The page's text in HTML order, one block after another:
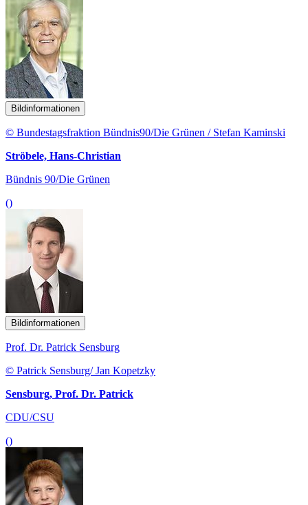
Bildinformationen
© Bundestagsfraktion Bündnis90/Die Grünen / Stefan Kaminski
Ströbele, Hans-Christian
Bündnis 90/Die Grünen
()
Bildinformationen
Prof. Dr. Patrick Sensburg
© Patrick Sensburg/ Jan Kopetzky
Sensburg, Prof. Dr. Patrick
CDU/CSU
()